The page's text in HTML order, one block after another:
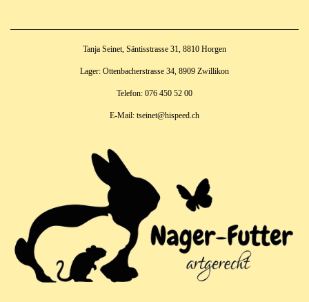
Tanja Seinet, Säntisstrasse 31, 8810 Horgen
Lager: Ottenbacherstrasse 34, 8909 Zwillikon
Telefon: 076 450 52 00
E-Mail: tseinet@hispeed.ch